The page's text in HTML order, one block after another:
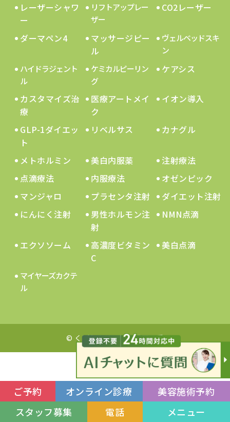
レーザーシャワ
ー
リフトアップレー
ザー
CO2レーザー
ダーマペン4
マッサージピー
ル
ヴェルベッドスキ
ン
ハイドラジェント
ル
ケミカルピーリン
グ
ケアシス
カスタマイズ治
療
医療アートメイ
ク
イオン導入
GLP-1ダイエッ
ト
リベルサス カナグル
メトホルミン 美白内服薬
注射療法
点滴療法
内服療法
オゼンピック
マンジャロ
プラセンタ注射
ダイエット注射
にんにく注射
男性ホルモン注
射
NMN点滴
エクソソーム
高濃度ビタミン
C
美白点滴
マイヤーズカクテ
ル
© くぼたクリニック松戸五香
ご予約 オンライン診療
美容施術予約
スタッフ募集
電話 メニュー